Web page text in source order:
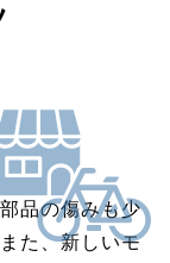
品の傷みも少
た、新しいモ